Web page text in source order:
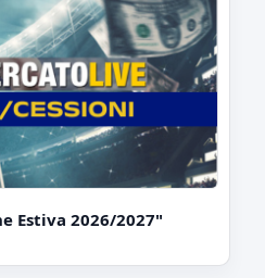
Estiva 2026/2027"